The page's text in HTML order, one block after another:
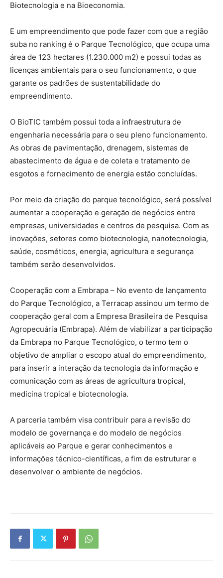
Biotecnologia e na Bioeconomia.
E um empreendimento que pode fazer com que a região
suba no ranking é o Parque Tecnológico, que ocupa uma
área de 123 hectares (1.230.000 m2) e possui todas as
licenças ambientais para o seu funcionamento, o que
garante os padrões de sustentabilidade do
empreendimento.
O BioTIC também possui toda a infraestrutura de
engenharia necessária para o seu pleno funcionamento.
As obras de pavimentação, drenagem, sistemas de
abastecimento de água e de coleta e tratamento de
esgotos e fornecimento de energia estão concluídas.
Por meio da criação do parque tecnológico, será possível
aumentar a cooperação e geração de negócios entre
empresas, universidades e centros de pesquisa. Com as
inovações, setores como biotecnologia, nanotecnologia,
saúde, cosméticos, energia, agricultura e segurança
também serão desenvolvidos.
Cooperação com a Embrapa – No evento de lançamento
do Parque Tecnológico, a Terracap assinou um termo de
cooperação geral com a Empresa Brasileira de Pesquisa
Agropecuária (Embrapa). Além de viabilizar a participação
da Embrapa no Parque Tecnológico, o termo tem o
objetivo de ampliar o escopo atual do empreendimento,
para inserir a interação da tecnologia da informação e
comunicação com as áreas de agricultura tropical,
medicina tropical e biotecnologia.
A parceria também visa contribuir para a revisão do
modelo de governança e do modelo de negócios
aplicáveis ao Parque e gerar conhecimentos e
informações técnico-científicas, a fim de estruturar e
desenvolver o ambiente de negócios.